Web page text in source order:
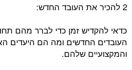
2 להכיר את העובד החדש:
כדאי להקדיש זמן כדי לברר מהם
העובדים החדשים ומה הם היעדים
והמקצועיים שלהם.